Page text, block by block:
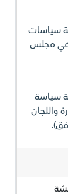
سياسات
في مجلس
سياسة
واللجان